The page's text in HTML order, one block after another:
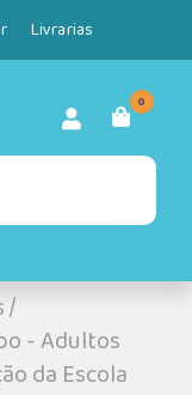
Livrarias
0
/
- Adultos
da Escola